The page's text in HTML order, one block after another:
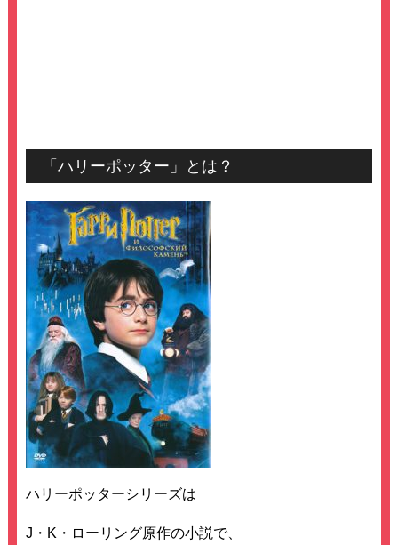
「ハリーポッター」とは？
ハリーポッターシリーズは
J・K・ローリング原作の小説で、